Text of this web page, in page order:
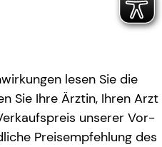
lesen Sie die
Sie Ihre Ärztin, Ihren Arzt
unserer Vor-
Preisempfehlung des